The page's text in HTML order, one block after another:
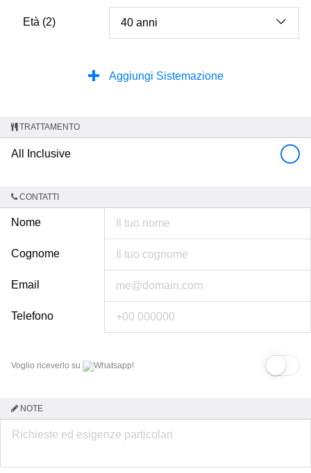
Età (2)
Aggiungi Sistemazione
TRATTAMENTO
All Inclusive
CONTATTI
Nome
Cognome
Email
Telefono
Voglio riceverlo su Whatsapp!
NOTE